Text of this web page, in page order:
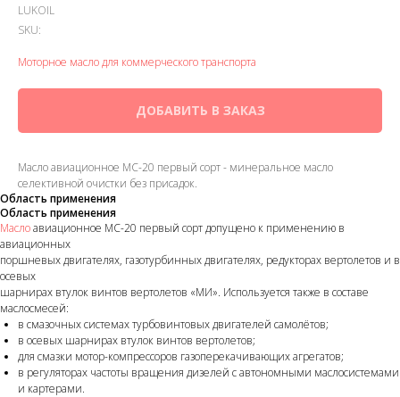
LUKOIL
SKU:
Моторное масло для коммерческого транспорта
ДОБАВИТЬ В ЗАКАЗ
Масло авиационное МС-20 первый сорт - минеральное масло
селективной очистки без присадок.
Область применения
Область применения
Маслоавиационное МС-20 первый сорт допущено к применению в
авиационных
поршневых двигателях, газотурбинных двигателях, редукторах вертолетов и в
осевых
шарнирах втулок винтов вертолетов «МИ». Используется также в составе
маслосмесей:
в смазочных системах турбовинтовых двигателей самолётов;
в осевых шарнирах втулок винтов вертолетов;
для смазки мотор-компрессоров газоперекачивающих агрегатов;
в регуляторах частоты вращения дизелей с автономными маслосистемами
и картерами.